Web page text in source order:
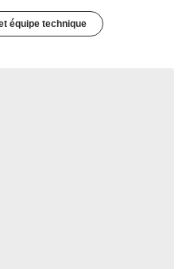
équipe technique